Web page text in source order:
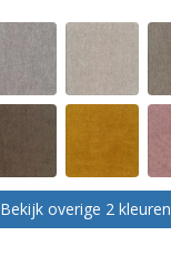
Bekijk overige 2 kleuren